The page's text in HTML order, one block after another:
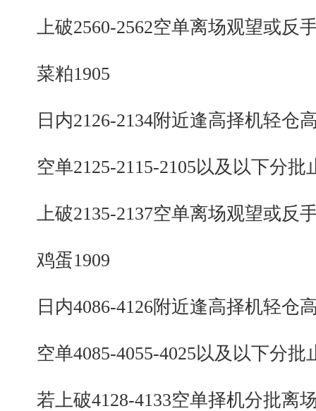
上破2560-2562空单离场观望或反
菜粕1905
日内2126-2134附近逢高择机轻仓
空单2125-2115-2105以及以下分批
上破2135-2137空单离场观望或反
鸡蛋1909
日内4086-4126附近逢高择机轻仓
空单4085-4055-4025以及以下分批
若上破4128-4133空单择机分批离